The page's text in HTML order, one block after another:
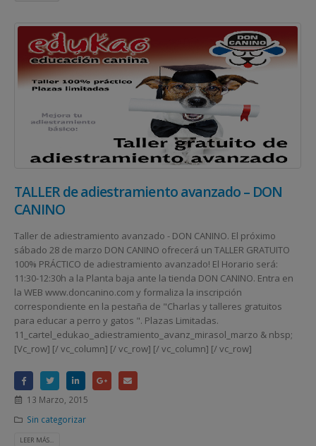
TALLER de adiestramiento avanzado – DON
CANINO
Taller de adiestramiento avanzado - DON CANINO. El próximo
sábado 28 de marzo DON CANINO ofrecerá un TALLER GRATUITO
100% PRÁCTICO de adiestramiento avanzado! El Horario será:
11:30-12:30h a la Planta baja ante la tienda DON CANINO. Entra en
la WEB www.doncanino.com y formaliza la inscripción
correspondiente en la pestaña de "Charlas y talleres gratuitos
para educar a perro y gatos ". Plazas Limitadas.
11_cartel_edukao_adiestramiento_avanz_mirasol_marzo & nbsp;
[Vc_row] [/ vc_column] [/ vc_row] [/ vc_column] [/ vc_row]
13 Marzo, 2015
Sin categorizar
LEER MÁS...